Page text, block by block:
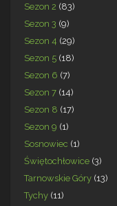
Sezon 2 (83)
Sezon 3 (9)
Sezon 4 (29)
Sezon 5 (18)
Sezon 6 (7)
Sezon 7 (14)
Sezon 8 (17)
Sezon 9 (1)
Sosnowiec (1)
Świętochłowice (3)
Tarnowskie Góry (13)
Tychy (11)